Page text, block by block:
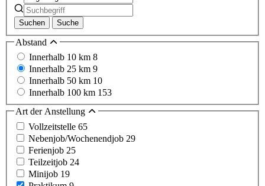
Suchen Suche
Abstand
Innerhalb 10 km 8
Innerhalb 25 km 9
Innerhalb 50 km 10
Innerhalb 100 km 153
Art der Anstellung
Vollzeitstelle 65
Nebenjob/Wochenendjob 29
Ferienjob 25
Teilzeitjob 24
Minijob 19